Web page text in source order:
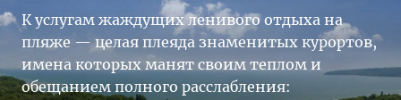
К услугам жаждущих ленивого отдыха на
пляже — целая плеяда знаменитых курортов,
имена которых манят своим теплом и
обещанием полного расслабления: